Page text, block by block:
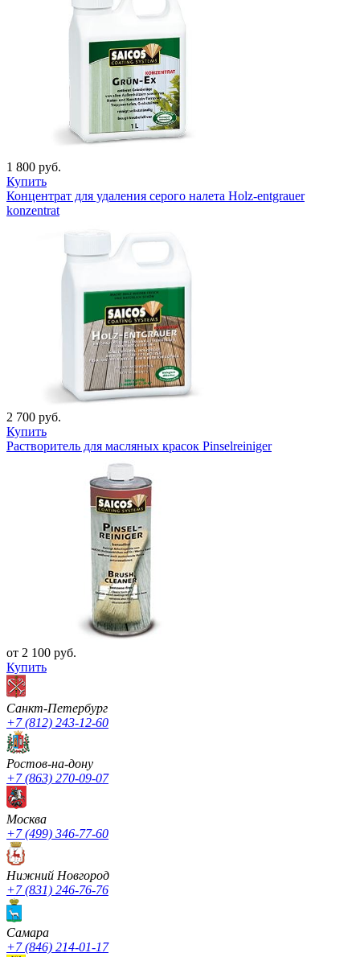
1 800 руб.
Купить
Концентрат для удаления серого налета Holz-entgrauer
konzentrat
2 700 руб.
Купить
Растворитель для масляных красок Pinselreiniger
от 2 100 руб.
Купить
Санкт-Петербург
+7 (812) 243-12-60
Ростов-на-дону
+7 (863) 270-09-07
Москва
+7 (499) 346-77-60
Нижний Новгород
+7 (831) 246-76-76
Cамара
+7 (846) 214-01-17